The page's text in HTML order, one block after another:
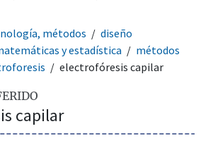
métodos
diseño
y estadística
métodos
electrofóresis capilar
capilar